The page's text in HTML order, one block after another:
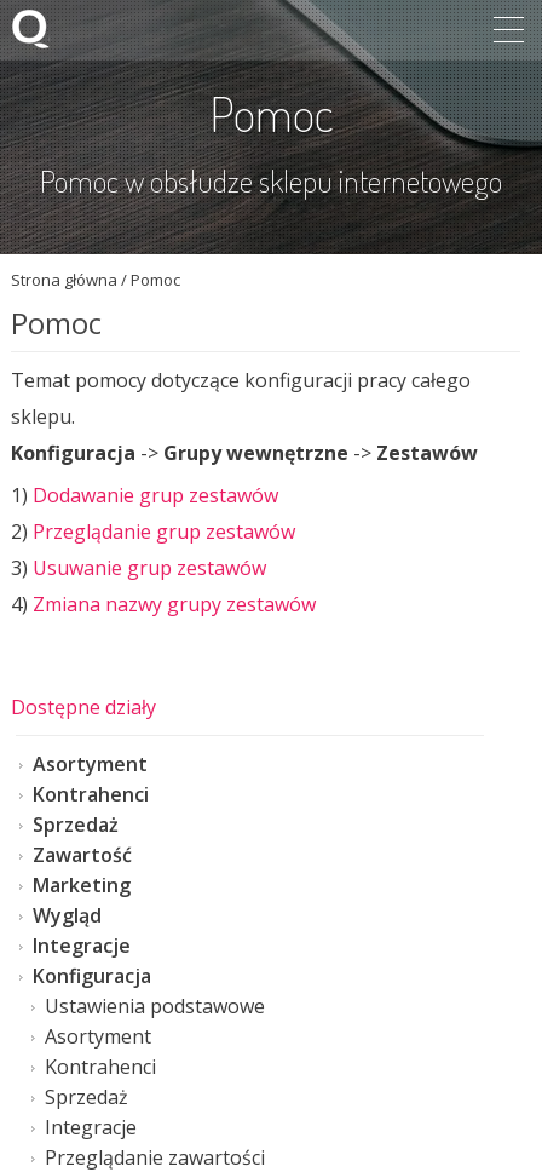
Pomoc
Pomoc w obsłudze sklepu internetowego
Strona główna /Pomoc
Dostępne działy
Asortyment
Kontrahenci
Sprzedaż
Zawartość
Marketing
Wygląd
Integracje
Konfiguracja
Ustawienia podstawowe
Asortyment
Kontrahenci
Sprzedaż
Integracje
Przeglądanie zawartości
Pomoc
Temat pomocy dotyczące konfiguracji pracy całego
sklepu.
Konfiguracja -> Grupy wewnętrzne -> Zestawów
1) Dodawanie grup zestawów
2) Przeglądanie grup zestawów
3) Usuwanie grup zestawów
4) Zmiana nazwy grupy zestawów